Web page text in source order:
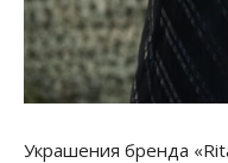
Украшения бренда